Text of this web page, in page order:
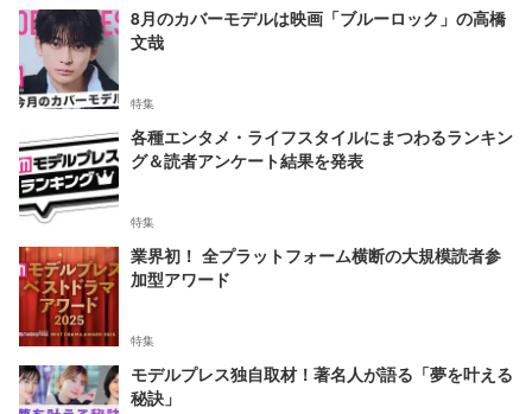
8月のカバーモデルは映画「ブルーロック」の高橋
文哉
特集
各種エンタメ・ライフスタイルにまつわるランキン
グ＆読者アンケート結果を発表
特集
業界初！ 全プラットフォーム横断の大規模読者参
加型アワード
特集
モデルプレス独自取材！著名人が語る「夢を叶える
秘訣」